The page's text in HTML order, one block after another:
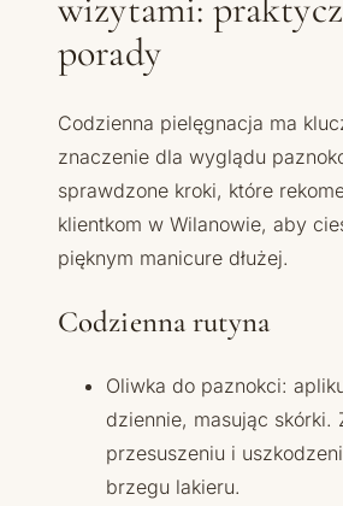
porady
Codzienna pielęgnacja ma
znaczenie dla wyglądu
sprawdzone kroki, które
klientkom w Wilanowie, aby
pięknym manicure dłużej.
Codzienna rutyna
Oliwka do paznokci:
dziennie, masując skórki.
przesuszeniu i
brzegu lakieru.